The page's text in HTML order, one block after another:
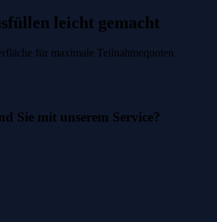
leicht gemacht
für maximale Teilnahmequoten
Sie mit unserem Service?